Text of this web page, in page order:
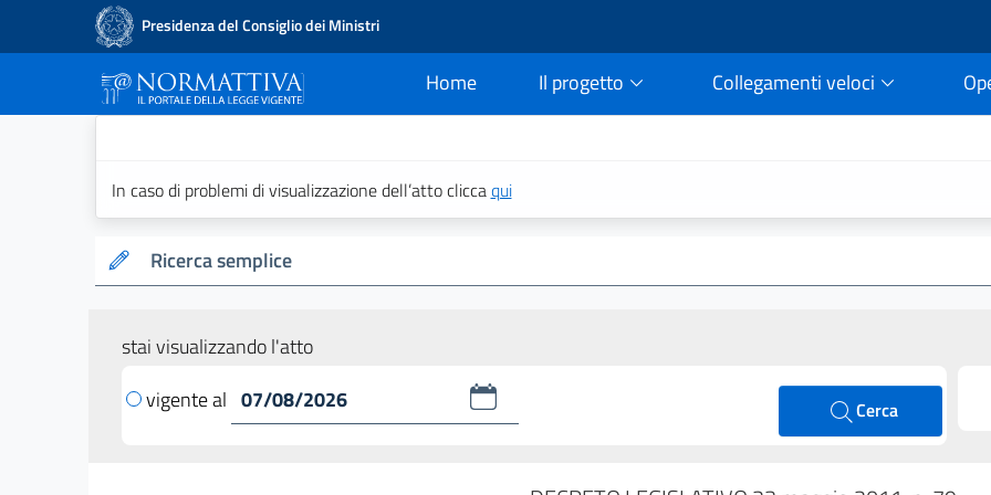
Presidenza del Consiglio dei Ministri
Home
current Il progetto Collegamenti veloci
In caso di problemi di visualizzazione dell’atto cliccaqui
Ricerca semplice
stai visualizzando l'atto
vigente al
Cerca